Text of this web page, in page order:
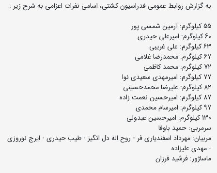
به گزارش روابط عمومی فدراسیون کشتی، اسامی نفرات اعزامی به شرح زیر :
55 کیلوگرم: آرمین شمسی پور
60 کیلوگرم: امیرعلی حیدری
63 کیلوگرم: علی غریبی
67 کیلوگرم: محمدرضا غلامی
72 کیلوگرم: محمد کاظمی
77 کیلوگرم: امیرمهدی سعیدی نوا
82 کیلوگرم: علیرضا محمدحسینی
87 کیلوگرم: امیرحسین نعمت زاده
97 کیلوگرم: امیرسام محمدی
130 کیلوگرم: امیرحسین عبدولی
سرمربی: حمید باوفا
مربیان: مهرداد اسفندیاری فر - روح اله دل انگیز - طیب حیدری - ایرج نوروزی
- مهدی علیزاده
ماساژور: فرشید فرزان